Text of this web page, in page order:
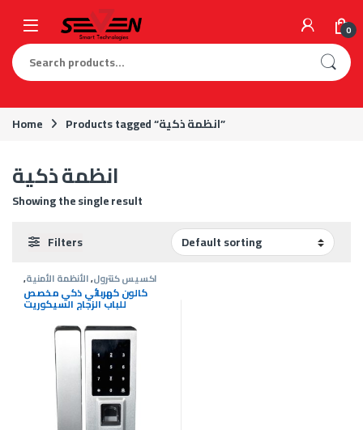
0
Search for:
Home Products tagged “انظمة ذكية”
انظمة ذكية
Showing the single result
Filters
اكسيس كنترول,الأنظمة الأمنية,
كالون كهربي
كالون كهربائي ذكي مخصص
للباب الزجاج السيكوريت